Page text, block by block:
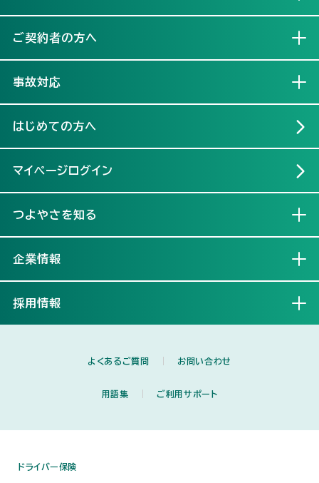
ご契約者の方へ
事故対応
はじめての方へ
マイページログイン
つよやさを知る
企業情報
採用情報
よくあるご質問 お問い合わせ
用語集 ご利用サポート
ドライバー保険